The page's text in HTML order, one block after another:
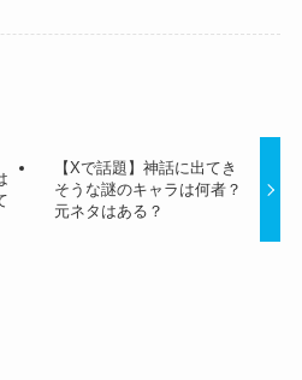
【Xで話題】神話に出てき
そうな謎のキャラは何者？
元ネタはある？